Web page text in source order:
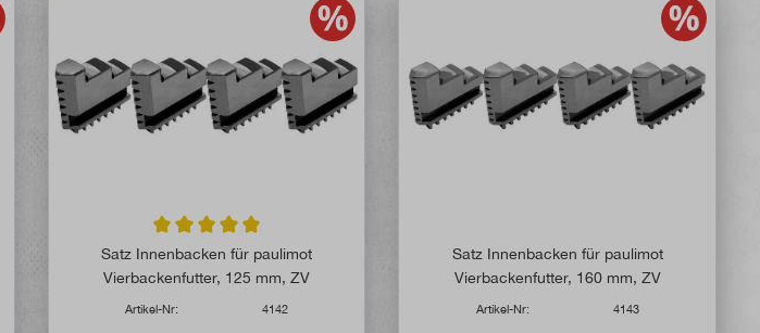
Durchschnittliche Bewertung von 5 von 5 Sternen
Satz Innenbacken für paulimot
Vierbackenfutter, 125 mm, ZV
Artikel-Nr: 4142
Satz Innenbacken für paulimot
Vierbackenfutter, 160 mm, ZV
Artikel-Nr: 4143